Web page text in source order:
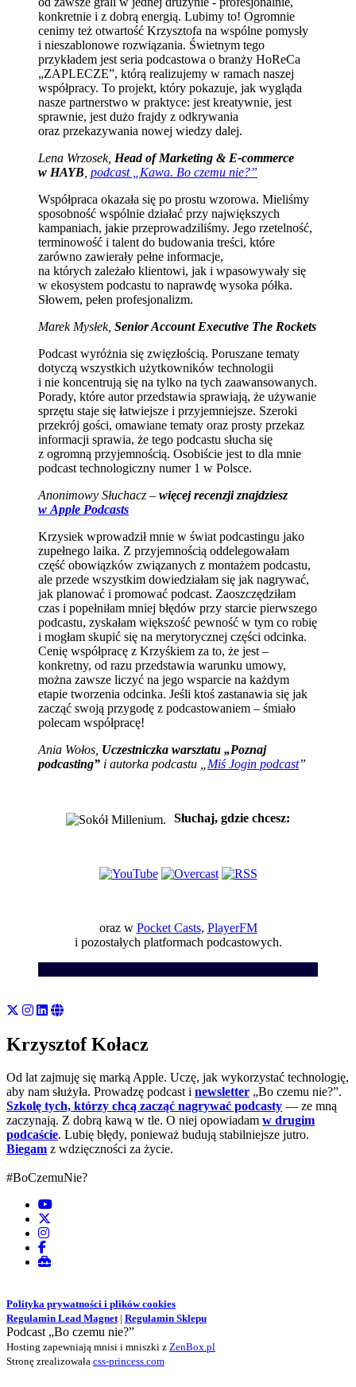
konkretnie i z dobrą energią. Lubimy to! Ogromnie
cenimy też otwartość Krzysztofa na wspólne pomysły
i nieszablonowe rozwiązania. Świetnym tego
przykładem jest seria podcastowa o branży HoReCa
„ZAPLECZE”, którą realizujemy w ramach naszej
współpracy. To projekt, który pokazuje, jak wygląda
nasze partnerstwo w praktyce: jest kreatywnie, jest
sprawnie, jest dużo frajdy z odkrywania
oraz przekazywania nowej wiedzy dalej.
Lena Wrzosek, Head of Marketing & E-commerce
w HAYB podcast „Kawa. Bo czemu nie?”
Współpraca okazała się po prostu wzorowa. Mieliśmy
sposobność wspólnie działać przy największych
kampaniach, jakie przeprowadziliśmy. Jego rzetelność,
terminowość i talent do budowania treści, które
zarówno zawierały pełne informacje,
na których zależało klientowi, jak i wpasowywały się
w ekosystem podcastu to naprawdę wysoka półka.
Słowem, pełen profesjonalizm.
Marek Mysłek, Senior Account Executive The Rockets
Podcast wyróżnia się zwięzłością. Poruszane tematy
dotyczą wszystkich użytkowników technologii
i nie koncentrują się na tylko na tych zaawansowanych.
Porady, które autor przedstawia sprawiają, że używanie
sprzętu staje się łatwiejsze i przyjemniejsze. Szeroki
przekrój gości, omawiane tematy oraz prosty przekaz
informacji sprawia, że tego podcastu słucha się
z ogromną przyjemnością. Osobiście jest to dla mnie
podcast technologiczny numer 1 w Polsce.
Anonimowy Słuchacz – więcej recenzji znajdziesz
w Apple Podcasts
Krzysiek wprowadził mnie w świat podcastingu jako
zupełnego laika. Z przyjemnością oddelegowałam
część obowiązków związanych z montażem podcastu,
ale przede wszystkim dowiedziałam się jak nagrywać,
jak planować i promować podcast. Zaoszczędziłam
czas i popełniłam mniej błędów przy starcie pierwszego
podcastu, zyskałam większość pewność w tym co robię
i mogłam skupić się na merytorycznej części odcinka.
Cenię współpracę z Krzyśkiem za to, że jest –
konkretny, od razu przedstawia warunku umowy,
można zawsze liczyć na jego wsparcie na każdym
etapie tworzenia odcinka. Jeśli ktoś zastanawia się jak
zacząć swoją przygodę z podcastowaniem – śmiało
polecam współpracę!
Ania Wołos, Uczestniczka warsztatu „Poznaj
podcasting” i autorka podcastu „ Miś Jogin podcast”
Słuchaj, gdzie chcesz:
oraz w Pocket Casts, PlayerFM
i pozostałych platformach podcastowych.
Krzysztof Kołacz
Od lat zajmuję się marką Apple. Uczę, jak wykorzystać technologię,
aby nam służyła. Prowadzę podcast i newsletter „Bo czemu nie?”.
Szkolę tych, którzy chcą zacząć nagrywać podcasty — ze mną
zaczynają. Z dobrą kawą w tle. O niej opowiadam w drugim
podcaście. Lubię błędy, ponieważ budują stabilniejsze jutro.
Biegam z wdzięczności za życie.
#BoCzemuNie?
Polityka prywatności i plików cookies
Regulamin Lead Magnet| Regulamin Sklepu
Podcast „Bo czemu nie?”
Hosting zapewniają mnisi i mniszki z ZenBox.pl
Stronę zrealizowała css-princess.com